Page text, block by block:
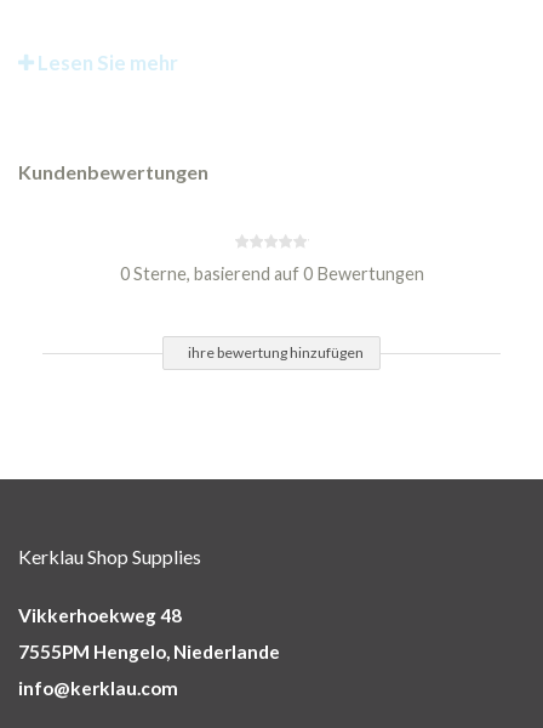
Lesen Sie mehr
Kundenbewertungen
0 Sterne, basierend auf 0 Bewertungen
ihre bewertung hinzufügen
Kerklau Shop Supplies
Vikkerhoekweg 48
7555PM Hengelo, Niederlande
info@kerklau.com